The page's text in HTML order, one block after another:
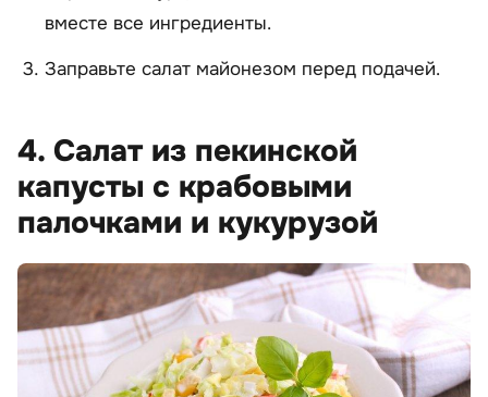
вместе все ингредиенты.
Заправьте салат майонезом перед подачей.
4. Салат из пекинской
капусты с крабовыми
палочками и кукурузой